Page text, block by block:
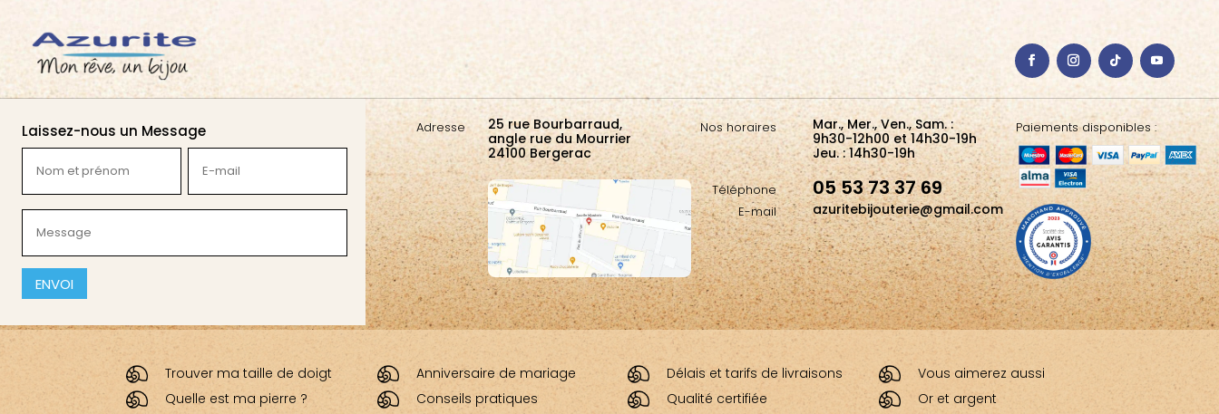
Laissez-nous un Message
et
prénom
mail
(Nécessaire)
(Nécessaire)
CAPTCHA
Adresse
25 rue Bourbarraud,
angle rue du Mourrier
24100 Bergerac
Nos horaires
Téléphone
E-mail
Mar., Mer., Ven., Sam. :
9h30-12h00 et 14h30-19h
Jeu. : 14h30-19h
05 53 73 37 69
azuritebijouterie@gmail.com
Paiements disponibles :
Trouver ma taille de doigt
Quelle est ma pierre ?
Anniversaire de mariage
Conseils pratiques
Délais et tarifs de livraisons
Qualité certifiée
Vous aimerez aussi
Or et argent